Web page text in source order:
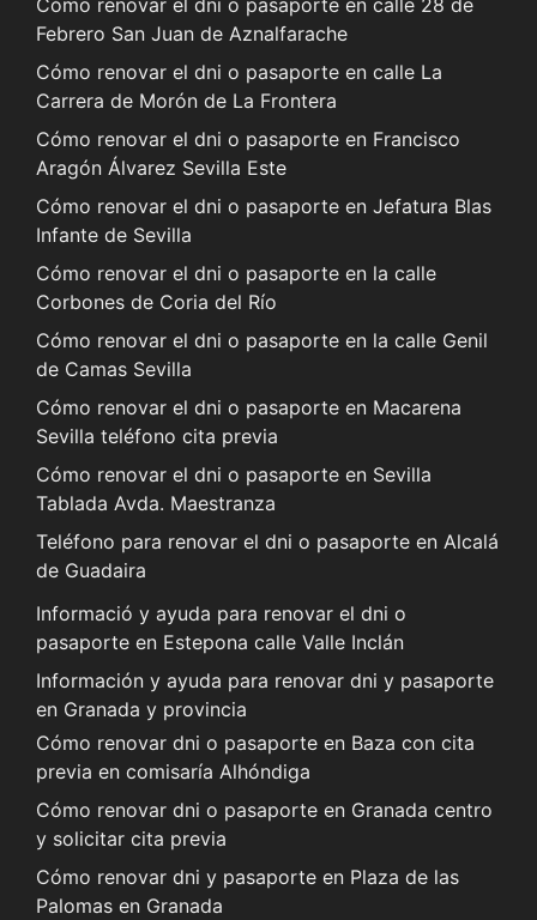
Cómo renovar el dni o pasaporte en calle 28 de
Febrero San Juan de Aznalfarache
Cómo renovar el dni o pasaporte en calle La
Carrera de Morón de La Frontera
Cómo renovar el dni o pasaporte en Francisco
Aragón Álvarez Sevilla Este
Cómo renovar el dni o pasaporte en Jefatura Blas
Infante de Sevilla
Cómo renovar el dni o pasaporte en la calle
Corbones de Coria del Río
Cómo renovar el dni o pasaporte en la calle Genil
de Camas Sevilla
Cómo renovar el dni o pasaporte en Macarena
Sevilla teléfono cita previa
Cómo renovar el dni o pasaporte en Sevilla
Tablada Avda. Maestranza
Teléfono para renovar el dni o pasaporte en Alcalá
de Guadaira
Informació y ayuda para renovar el dni o
pasaporte en Estepona calle Valle Inclán
Información y ayuda para renovar dni y pasaporte
en Granada y provincia
Cómo renovar dni o pasaporte en Baza con cita
previa en comisaría Alhóndiga
Cómo renovar dni o pasaporte en Granada centro
y solicitar cita previa
Cómo renovar dni y pasaporte en Plaza de las
Palomas en Granada